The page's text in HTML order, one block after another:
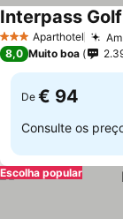
3 EstrelasAparthotel
Interpass
8,0 Muito boa
De € 94
Consulte os
Escolha popular